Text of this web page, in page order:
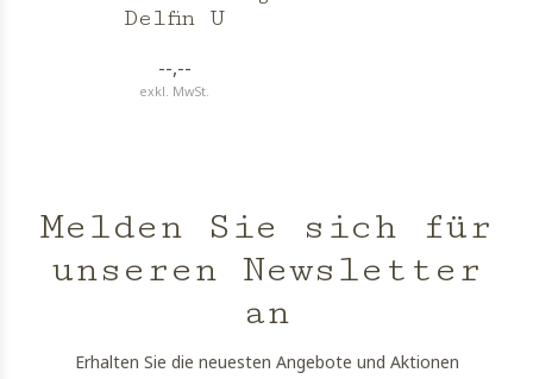
Delfin U
--,--
exkl. MwSt.
Melden Sie sich für
unseren Newsletter
an
Erhalten Sie die neuesten Angebote und Aktionen